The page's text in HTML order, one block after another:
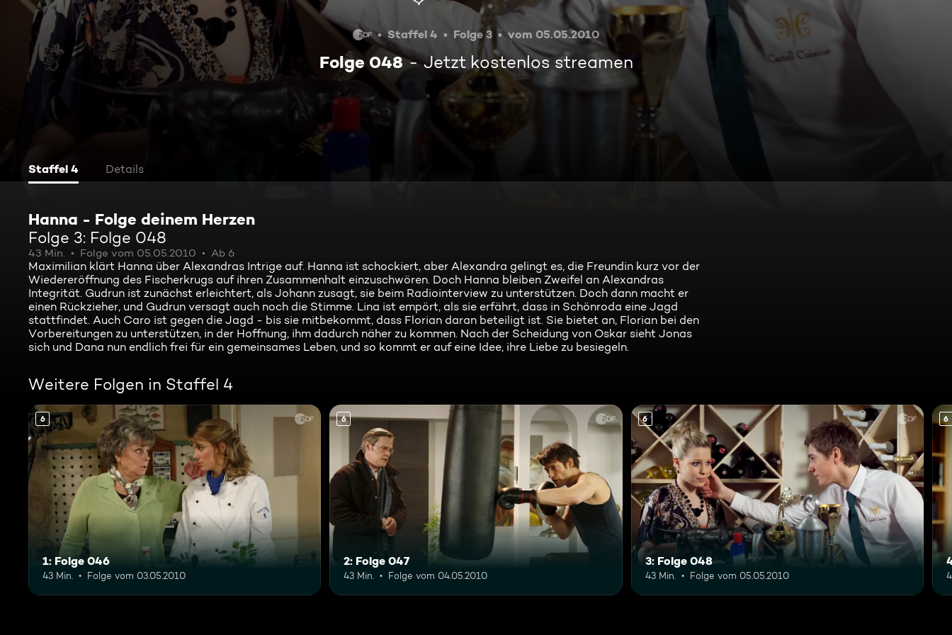
Staffel 4 Folge 3 vom 05.05.2010
Folge 048 Jetzt kostenlos streamen
Staffel 4 Details
Hanna - Folge deinem Herzen
Folge 3: Folge 048
43 Min. Folge vom 05.05.2010 Ab 6
Maximilian klärt Hanna über Alexandras Intrige auf. Hanna ist schockiert, aber Alexandra gelingt es, die Freundin kurz vor der
Wiedereröffnung des Fischerkrugs auf ihren Zusammenhalt einzuschwören. Doch Hanna bleiben Zweifel an Alexandras
Integrität. Gudrun ist zunächst erleichtert, als Johann zusagt, sie beim Radiointerview zu unterstützen. Doch dann macht er
einen Rückzieher, und Gudrun versagt auch noch die Stimme. Lina ist empört, als sie erfährt, dass in Schönroda eine Jagd
stattfindet. Auch Caro ist gegen die Jagd - bis sie mitbekommt, dass Florian daran beteiligt ist. Sie bietet an, Florian bei den
Vorbereitungen zu unterstützen, in der Hoffnung, ihm dadurch näher zu kommen. Nach der Scheidung von Oskar sieht Jonas
sich und Dana nun endlich frei für ein gemeinsames Leben, und so kommt er auf eine Idee, ihre Liebe zu besiegeln.
Weitere Folgen in Staffel 4
6
1: Folge 046
43 Min. Folge vom 03.05.2010
6
2: Folge 047
43 Min. Folge vom 04.05.2010
6
3: Folge 048
43 Min. Folge vom 05.05.2010
6